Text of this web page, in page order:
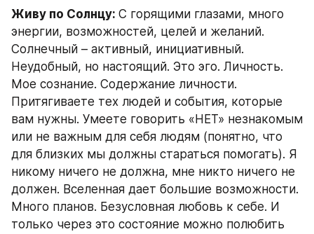
Живу по Солнцу: С горящими глазами, много
энергии, возможностей, целей и желаний.
Солнечный – активный, инициативный.
Неудобный, но настоящий. Это эго. Личность.
Мое сознание. Содержание личности.
Притягиваете тех людей и события, которые
вам нужны. Умеете говорить «НЕТ» незнакомым
или не важным для себя людям (понятно, что
для близких мы должны стараться помогать). Я
никому ничего не должна, мне никто ничего не
должен. Вселенная дает большие возможности.
Много планов. Безусловная любовь к себе. И
только через это состояние можно полюбить